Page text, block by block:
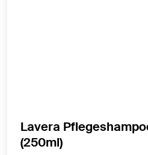
1 Stück
Lavera
(250ml)